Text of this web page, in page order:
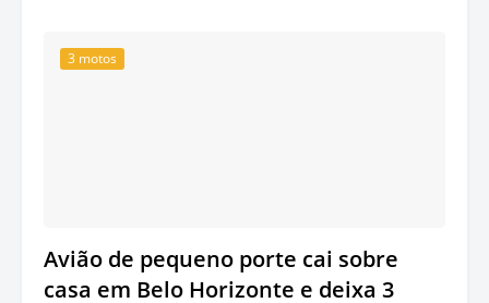
3 motos
Avião de pequeno porte cai sobre
casa em Belo Horizonte e deixa 3